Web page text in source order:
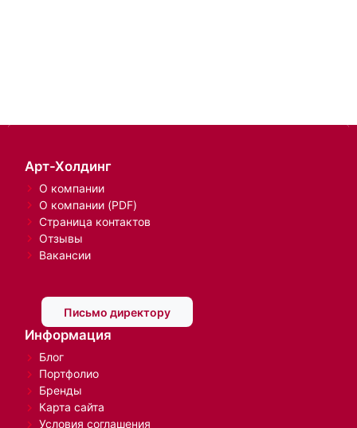
Арт-Холдинг
О компании
О компании (PDF)
Страница контактов
Отзывы
Вакансии
Письмо директору
Информация
Блог
Портфолио
Бренды
Карта сайта
Условия соглашения